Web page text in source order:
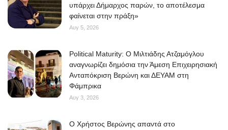
υπάρχει Δήμαρχος παρών, το αποτέλεσμα
φαίνεται στην πράξη»
Αυγ 5, 2026
Political Maturity: Ο Μιλτιάδης Ατζαμόγλου
αναγνωρίζει δημόσια την Άμεση Επιχειρησιακή
Ανταπόκριση Βερώνη και ΔΕΥΑΜ στη
Φάμπρικα
Αυγ 3, 2026
O Χρήστος Βερώνης απαντά στο